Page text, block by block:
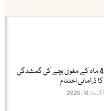
4 ماہ کے مغوی بچے کی گمشدگی
کا ڈرامائی اختتام
اگست 10, 2026